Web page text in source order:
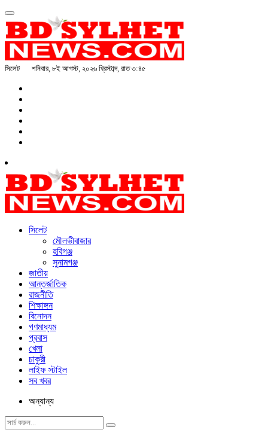
সিলেট শনিবার, ৮ই আগস্ট, ২০২৬ খ্রিস্টাব্দ, রাত ৩:৪৫
সিলেট
মৌলভীবাজার
হবিগঞ্জ
সুনামগঞ্জ
জাতীয়
আন্তর্জাতিক
রাজনীতি
শিক্ষাঙ্গন
বিনোদন
গণমাধ্যম
প্রবাস
খেলা
চাকুরী
লাইফ স্টাইল
সব খবর
অন্যান্য